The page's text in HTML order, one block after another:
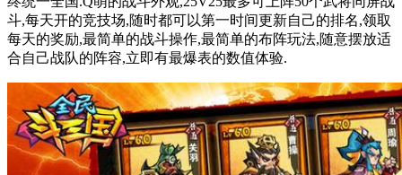
斗,每天开的竞技场,随时都可以第一时间更新自己的排名,领取
每天的奖励,最简单的战斗操作,最简单的布阵玩法,随意摆放适
合自己战队的阵容,立即有最爆表的数值体验.